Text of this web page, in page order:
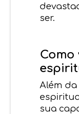
ser.
Como
Além
sua